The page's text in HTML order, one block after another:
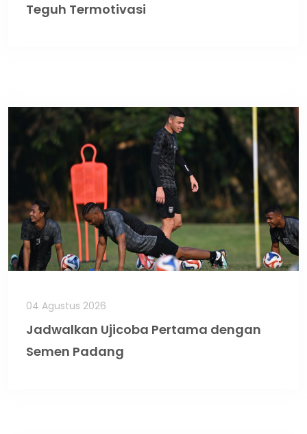
Teguh Termotivasi
04 Agustus 2026
Jadwalkan Ujicoba Pertama dengan
Semen Padang